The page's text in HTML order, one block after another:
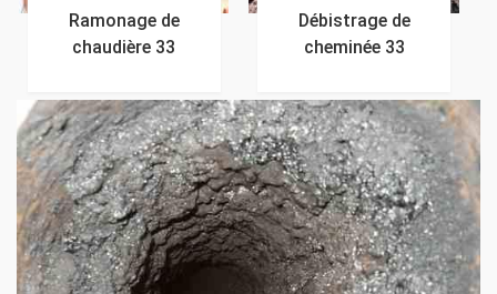
Ramonage de
chaudière 33
Débistrage de
cheminée 33